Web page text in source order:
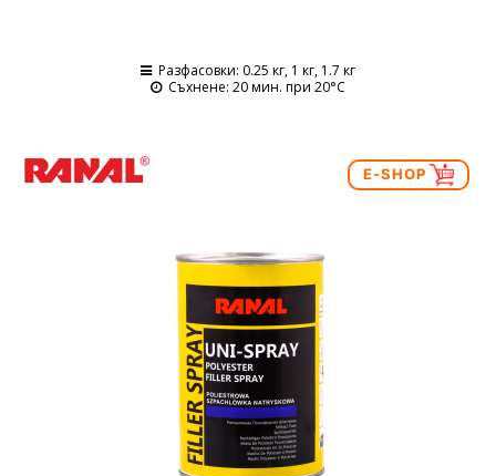
Разфасовки: 0.25 кг, 1 кг, 1.7 кг
Съхнене: 20 мин. при 20°C
E-SHOP